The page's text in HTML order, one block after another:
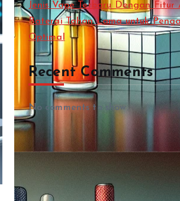
Jenis Vape Terbaru Dengan
Baterai Tahan Lama untuk
Optimal
Recent Comments
No comments to show.